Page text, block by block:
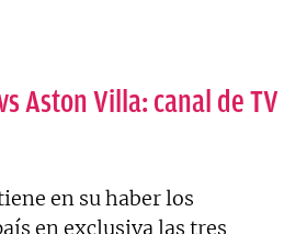
Aston Villa: canal de TV
en su haber los
en exclusiva las tres